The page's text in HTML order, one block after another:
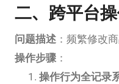
二、跨平台
问题描述 ：频繁修改
操作步骤 ：
操作行为全记录